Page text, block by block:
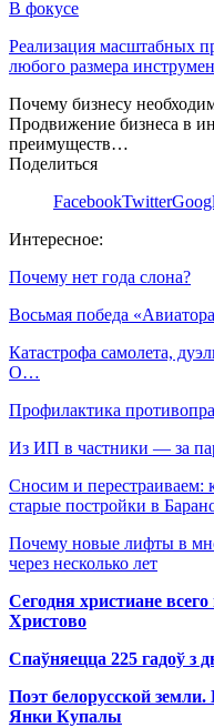
В фокусе
Реализация масштабных
любого размера
Почему бизнесу
Продвижение бизнеса в
преимуществ…
Поделиться
FacebookTwitter
Интересное:
Почему нет года слона?
Восьмая победа
Катастрофа самолета,
О…
Профилактика
Из ИП в частники — за
Сносим и перестраиваем:
старые постройки в
Почему новые лифты в
через несколько лет
Сегодня христиане
Христово
Спаўняецца 225 гадоў з
Поэт белорусской
Янки Купалы